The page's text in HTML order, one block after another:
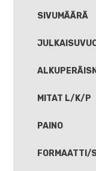
SIVUMÄÄRÄ
MITAT L/K/P
PAINO
FORMAATTI/